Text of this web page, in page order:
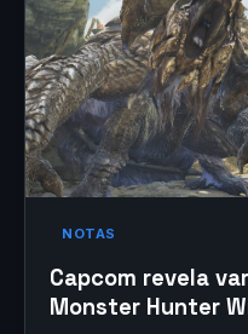
NOTAS
Capcom revela
Monster Hunter